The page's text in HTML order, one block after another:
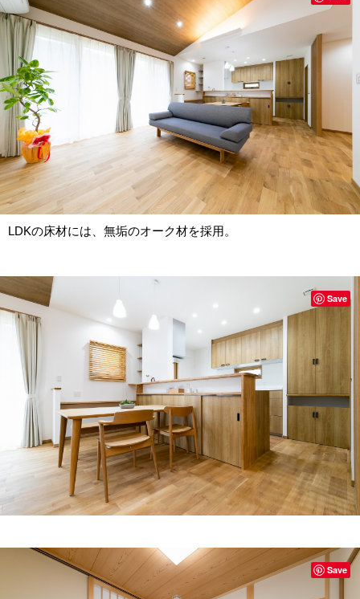
LDKの床材には、無垢のオーク材を採用。
Save
Save